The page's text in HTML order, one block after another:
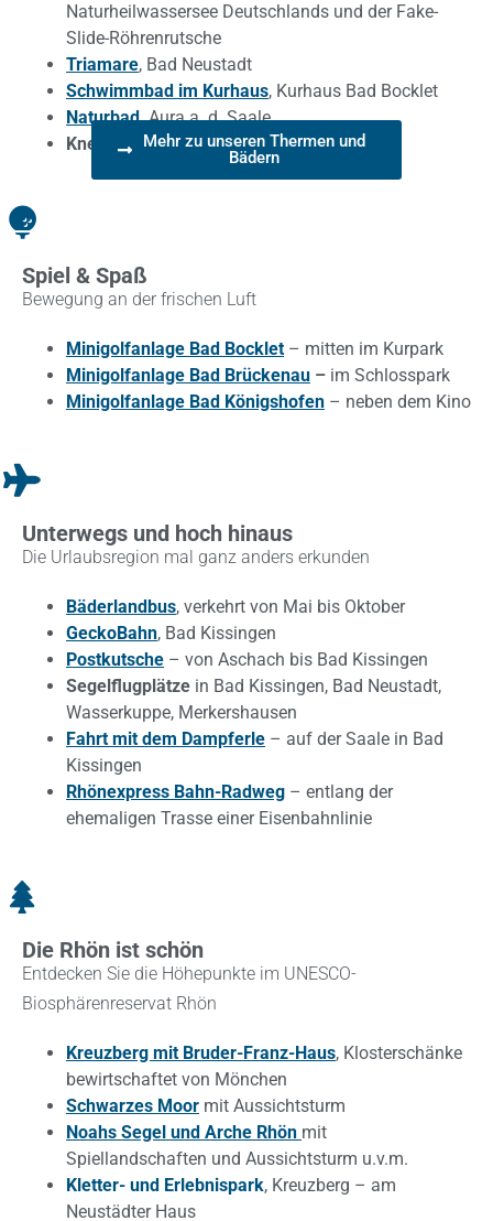
Naturheilwassersee Deutschlands und der Fake-
Slide-Röhrenrutsche
Triamare, Bad Neustadt
Schwimmbad im Kurhaus, Kurhaus Bad Bocklet
Naturbad,Aura a. d. Saale
KneippanlagenMehr zu unseren Thermen und
Bädern
Spiel & Spaß
Bewegung an der frischen Luft
Minigolfanlage Bad Bocklet – mitten im Kurpark
Minigolfanlage Bad Brückenau – im Schlosspark
Minigolfanlage Bad Königshofen – neben dem Kino
Unterwegs und hoch hinaus
Die Urlaubsregion mal ganz anders erkunden
Bäderlandbus, verkehrt von Mai bis Oktober
GeckoBahn, Bad Kissingen
Postkutsche – von Aschach bis Bad Kissingen
Segelflugplätze in Bad Kissingen, Bad Neustadt,
Wasserkuppe, Merkershausen
Fahrt mit dem Dampferle – auf der Saale in Bad
Kissingen
Rhönexpress Bahn-Radweg – entlang der
ehemaligen Trasse einer Eisenbahnlinie
Die Rhön ist schön
Entdecken Sie die Höhepunkte im UNESCO-
Biosphärenreservat Rhön
Kreuzberg mit Bruder-Franz-Haus, Klosterschänke
bewirtschaftet von Mönchen
Schwarzes Moor mit Aussichtsturm
Noahs Segel und Arche Rhön mit
Spiellandschaften und Aussichtsturm u.v.m.
Kletter- und Erlebnispark, Kreuzberg – am
Neustädter Haus